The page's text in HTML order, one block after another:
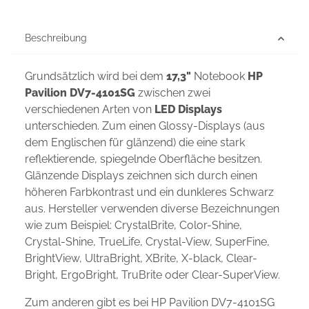
Beschreibung
Grundsätzlich wird bei dem 17,3" Notebook HP
Pavilion DV7-4101SG zwischen zwei
verschiedenen Arten von LED Displays
unterschieden. Zum einen Glossy-Displays (aus
dem Englischen für glänzend) die eine stark
reflektierende, spiegelnde Oberfläche besitzen.
Glänzende Displays zeichnen sich durch einen
höheren Farbkontrast und ein dunkleres Schwarz
aus. Hersteller verwenden diverse Bezeichnungen
wie zum Beispiel: CrystalBrite, Color-Shine,
Crystal-Shine, TrueLife, Crystal-View, SuperFine,
BrightView, UltraBright, XBrite, X-black, Clear-
Bright, ErgoBright, TruBrite oder Clear-SuperView.
Zum anderen gibt es bei HP Pavilion DV7-4101SG